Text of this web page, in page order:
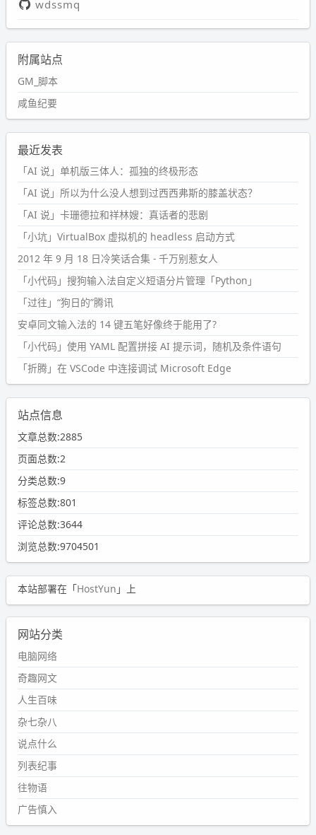
wdssmq
附属站点
GM_脚本
咸鱼纪要
最近发表
「AI 说」单机版三体人：孤独的终极形态
「AI 说」所以为什么没人想到过西西弗斯的膝盖状态？
「AI 说」卡珊德拉和祥林嫂：真话者的悲剧
「小坑」VirtualBox 虚拟机的 headless 启动方式
2012 年 9 月 18 日冷笑话合集 - 千万别惹女人
「小代码」搜狗输入法自定义短语分片管理「Python」
「过往」“狗日的”腾讯
安卓同文输入法的 14 键五笔好像终于能用了?
「小代码」使用 YAML 配置拼接 AI 提示词，随机及条件语句
「折腾」在 VSCode 中连接调试 Microsoft Edge
站点信息
文章总数:2885
页面总数:2
分类总数:9
标签总数:801
评论总数:3644
浏览总数:9704501
本站部署在「HostYun 」上
网站分类
电脑网络
奇趣网文
人生百味
杂七杂八
说点什么
列表纪事
往物语
广告慎入